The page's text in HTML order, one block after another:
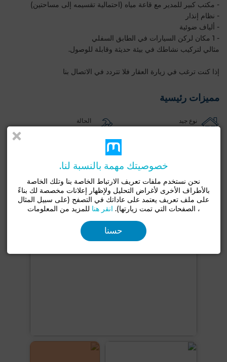
- مكتب كبير للمدير مع قاعة مياه (احتمالية تقسيمه إلى مساحتين)
- نظام إنذار
- ألياف ضوئية
- 1 مكان لركن السيارات في الطابق السفلي
مثالي لتركيب نشاطك في بيئة حديثة وقابلة للوصول.
إذا كنت ترغب في زيارة العقار فلا تتردد في الاتصال بنا
مميزات رئيسية
نوع جيد الحالة
لم يُسكن من قبل / مُجدد
زجاج مزدوج باب مصفحة انترنت
شاهد المزيد من الصور
خصوصيتك مهمة بالنسبة لنا.
نحن نستخدم ملفات تعريف الارتباط الخاصة بنا وتلك الخاصة
بالأطراف الأخرى لأغراض التحليل ولإظهار إعلانات مخصصة لك بناءً
على ملف تعريف يعتمد على عاداتك في التصفح (على سبيل المثال
، الصفحات التي تمت زيارتها). انقر هنا للمزيد من المعلومات
حسنا